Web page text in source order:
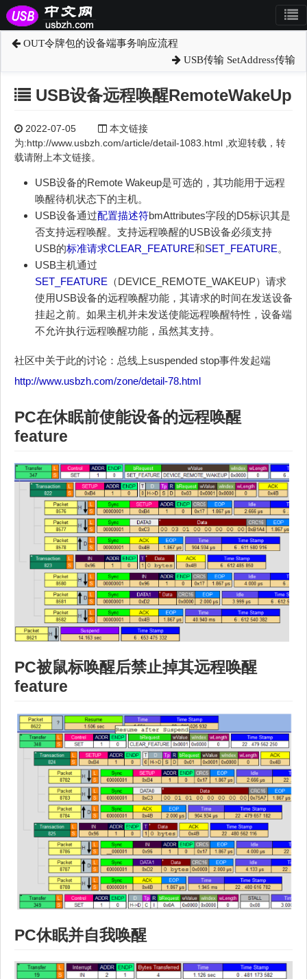
OUT令牌包的设备端事务响应流程
USB传输 SetAddress传输
USB设备远程唤醒RemoteWakeUp
2022-07-05
本文链接
为:http://www.usbzh.com/article/detail-1083.html ,欢迎转载，转
载请附上本文链接。
USB设备的Remote Wakeup是可选的，其功能用于远程
唤醒待机状态下的主机。
USB设备通过配置描述符bmAttributes字段的D5标识其是
否支持远程唤醒。支持远程唤醒的USB设备必须支持
USB的标准请求CLEAR_FEATURE和SET_FEATURE。
USB主机通过
SET_FEATURE （DEVICE_REMOTE_WAKEUP）请求
使用USB设备的远程唤醒功能，其请求的时间在发送设备
挂起之前。如果主机并未发送使能远程唤醒特性，设备端
不允许执行远程唤醒功能，虽然其支持。
社区中关于此的讨论：总线上suspended stop事件发起端
http://www.usbzh.com/zone/detail-78.html
PC在休眠前使能设备的远程唤醒
feature
PC被鼠标唤醒后禁止掉其远程唤醒
feature
PC休眠并自我唤醒